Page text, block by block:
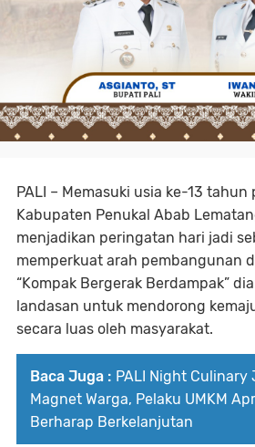
PALI – Memasuki usia ke-13 tahun
Kabupaten Penukal Abab
menjadikan peringatan hari jadi
memperkuat arah pembangunan
“Kompak Bergerak Berdampak”
landasan untuk mendorong
secara luas oleh masyarakat.
Baca Juga : PALI Night Culinary
Magnet Warga, Pelaku UMKM
Berharap Berkelanjutan